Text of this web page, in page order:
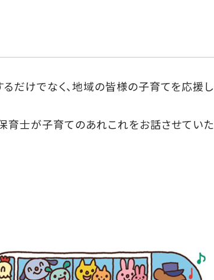
だけでなく、地域の皆様の子育てを応援し
育士が子育てのあれこれをお話させていた